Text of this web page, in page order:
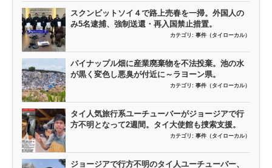
スクンビットソイ４で路上売春を一掃。外国人の
み5名逮捕、強制送還・再入国禁止措置。
カテゴリ: 事件（タイローカル）
パイナップル畑に産業廃棄物を不法投棄。池の水
が黒く変色し悪臭が付近に～ラヨーン県。
カテゴリ: 事件（タイローカル）
タイ人気旅行系ユーチューバーがジョージアで行
方不明となって2週間。タイ大使館も捜索支援。
カテゴリ: 事件（タイローカル）
ジョージアで行方不明のタイ人ユーチューバー、